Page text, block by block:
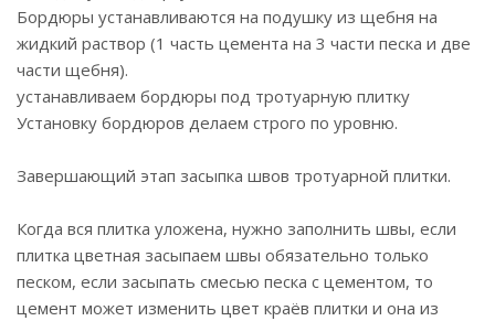
Бордюры устанавливаются на подушку из щебня на
жидкий раствор (1 часть цемента на 3 части песка и две
части щебня).
устанавливаем бордюры под тротуарную плитку
Установку бордюров делаем строго по уровню.
Завершающий этап засыпка швов тротуарной плитки.
Когда вся плитка уложена, нужно заполнить швы, если
плитка цветная засыпаем швы обязательно только
песком, если засыпать смесью песка с цементом, то
цемент может изменить цвет краёв плитки и она из